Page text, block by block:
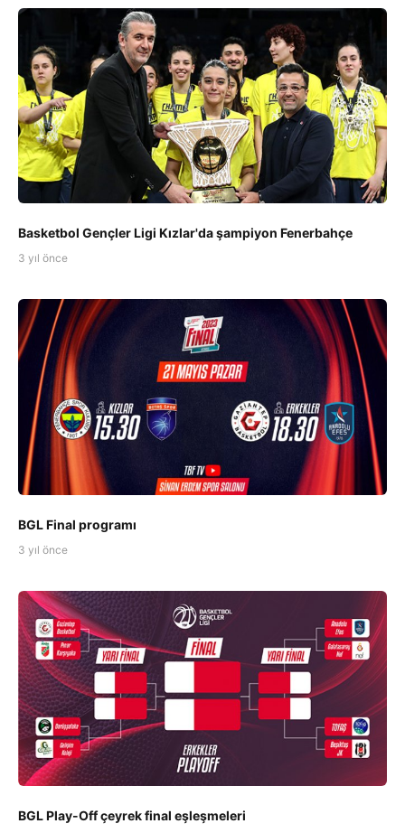
Basketbol Gençler Ligi Kızlar'da şampiyon Fenerbahçe
3 yıl önce
BGL Final programı
3 yıl önce
BGL Play-Off çeyrek final eşleşmeleri